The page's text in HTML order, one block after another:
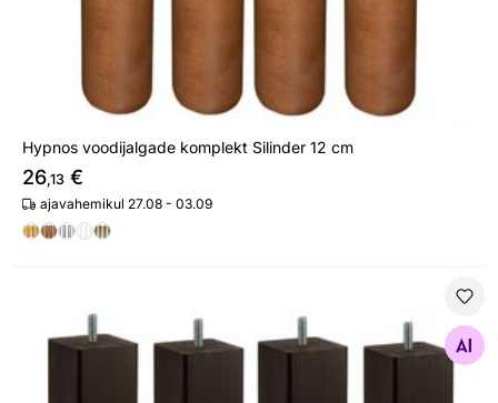
Hypnos voodijalgade komplekt Silinder 12 cm
26,13 €
ajavahemikul 27.08 - 03.09
Hypnos voodijalgade komplekt, mänd, kandilised 20 cm
Otsi sarnaseid